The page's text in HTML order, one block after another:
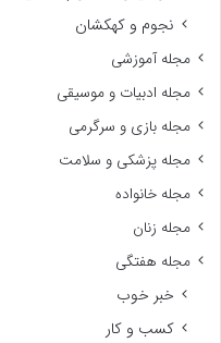
نجوم و کهکشان
مجله آموزشی
مجله ادبیات و موسیقی
مجله بازی و سرگرمی
مجله پزشکی و سلامت
مجله خانواده
مجله زنان
مجله هفتگی
خبر خوب
کسب و کار